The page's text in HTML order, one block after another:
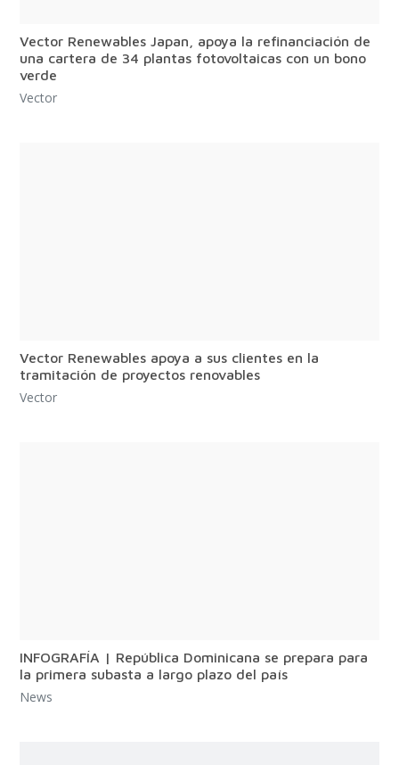
Vector Renewables Japan, apoya la refinanciación de
una cartera de 34 plantas fotovoltaicas con un bono
verde
Vector
Vector Renewables apoya a sus clientes en la
tramitación de proyectos renovables
Vector
INFOGRAFÍA | República Dominicana se prepara para
la primera subasta a largo plazo del país
News